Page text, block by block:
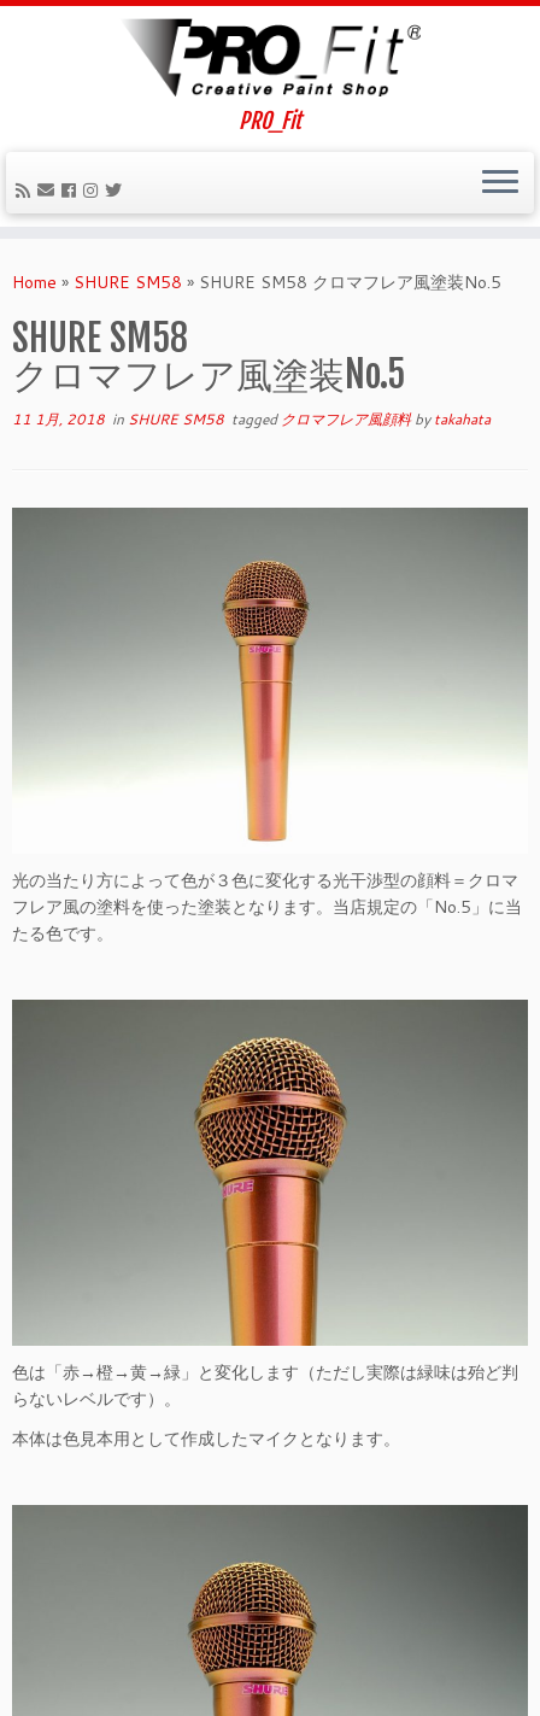
PRO_Fit
Home » SHURE SM58 » SHURE SM58 クロマフレア風塗装No.5
SHURE SM58
クロマフレア風塗装No.5
11 1月, 2018 in SHURE SM58 tagged クロマフレア風顔料bytakahata
光の当たり方によって色が３色に変化する光干渉型の顔料＝クロマ
フレア風の塗料を使った塗装となります。当店規定の「No.5」に当
たる色です。
色は「赤→橙→黄→緑」と変化します（ただし実際は緑味は殆ど判
らないレベルです）。
本体は色見本用として作成したマイクとなります。